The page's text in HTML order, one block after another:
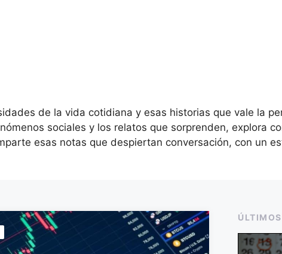
de la vida cotidiana y esas historias que vale la
sociales y los relatos que sorprenden, explora
esas notas que despiertan conversación, con un